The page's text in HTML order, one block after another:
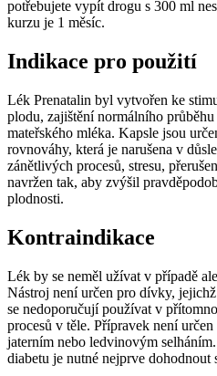
potřebujete vypít drogu s 300 ml
kurzu je 1 měsíc.
Indikace pro použití
Lék Prenatalin byl vytvořen ke
plodu, zajištění normálního
mateřského mléka. Kapsle jsou
rovnováhy, která je narušena v
zánětlivých procesů, stresu,
navržen tak, aby zvýšil
plodnosti.
Kontraindikace
Lék by se neměl užívat v případě
Nástroj není určen pro dívky,
se nedoporučují používat v
procesů v těle. Přípravek není
jaterním nebo ledvinovým
diabetu je nutné nejprve